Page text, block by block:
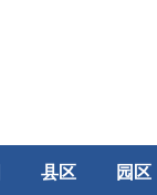
县区 园区